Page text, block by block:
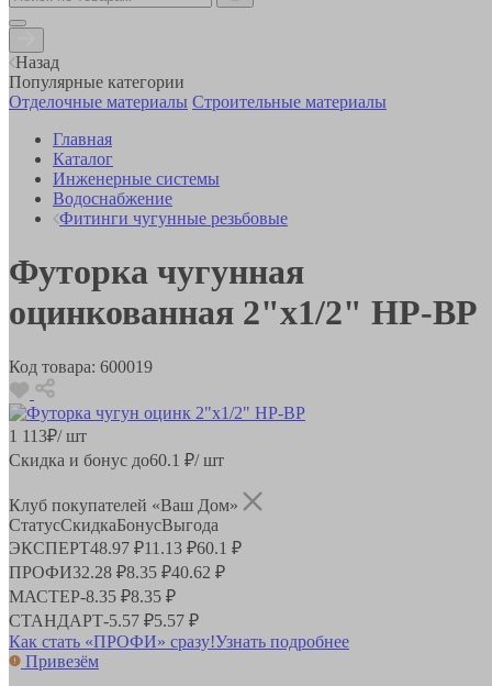
Назад
Популярные категории
Отделочные материалы Строительные материалы
Главная
Каталог
Инженерные системы
Водоснабжение
Фитинги чугунные резьбовые
Футорка чугунная
оцинкованная 2"х1/2" НР-ВР
Код товара: 600019
1 113₽/ шт
Скидка и бонус до60.1 ₽/ шт
Клуб покупателей «Ваш Дом»
СтатусСкидкаБонусВыгода
ЭКСПЕРТ48.97 ₽11.13 ₽60.1 ₽
ПРОФИ32.28 ₽8.35 ₽40.62 ₽
МАСТЕР-8.35 ₽8.35 ₽
СТАНДАРТ-5.57 ₽5.57 ₽
Как стать «ПРОФИ» сразу!Узнать подробнее
Привезём